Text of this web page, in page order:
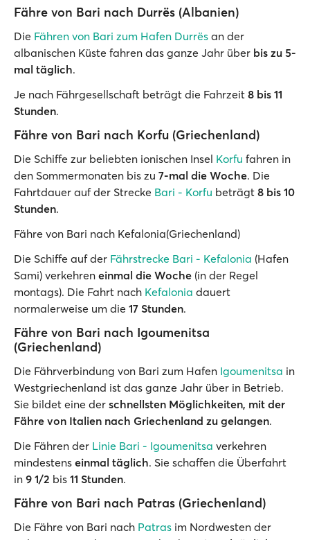
Fähre von Bari nach Durrës (Albanien)
Die Fähren von Bari zum Hafen Durrës an der
albanischen Küste fahren das ganze Jahr über bis zu 5-
mal täglich.
Je nach Fährgesellschaft beträgt die Fahrzeit 8 bis 11
Stunden.
Fähre von Bari nach Korfu (Griechenland)
Die Schiffe zur beliebten ionischen Insel Korfu fahren in
den Sommermonaten bis zu 7-mal die Woche. Die
Fahrtdauer auf der Strecke Bari - Korfu beträgt 8 bis 10
Stunden.
Fähre von Bari nach Kefalonia(Griechenland)
Die Schiffe auf der Fährstrecke Bari - Kefalonia (Hafen
Sami) verkehren einmal die Woche (in der Regel
montags). Die Fahrt nach Kefalonia dauert
normalerweise um die 17 Stunden.
Fähre von Bari nach Igoumenitsa
(Griechenland)
Die Fährverbindung von Bari zum Hafen Igoumenitsa in
Westgriechenland ist das ganze Jahr über in Betrieb.
Sie bildet eine der schnellsten Möglichkeiten, mit der
Fähre von Italien nach Griechenland zu gelangen.
Die Fähren der Linie Bari - Igoumenitsa verkehren
mindestens einmal täglich. Sie schaffen die Überfahrt
in 9 1/2 bis 11 Stunden.
Fähre von Bari nach Patras (Griechenland)
Die Fähre von Bari nach Patras im Nordwesten der